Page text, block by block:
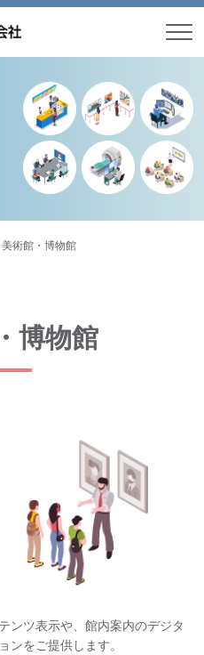
美術館・博物館
博物館
ンツ表示や、館内案内のデジタ
ンをご提供します。